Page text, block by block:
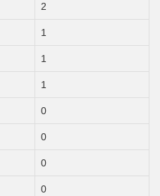
2
1
1
1
0
0
0
0